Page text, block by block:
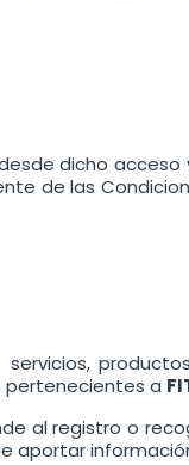
dicho
de las
pertenecientes a
al registro o
aportar